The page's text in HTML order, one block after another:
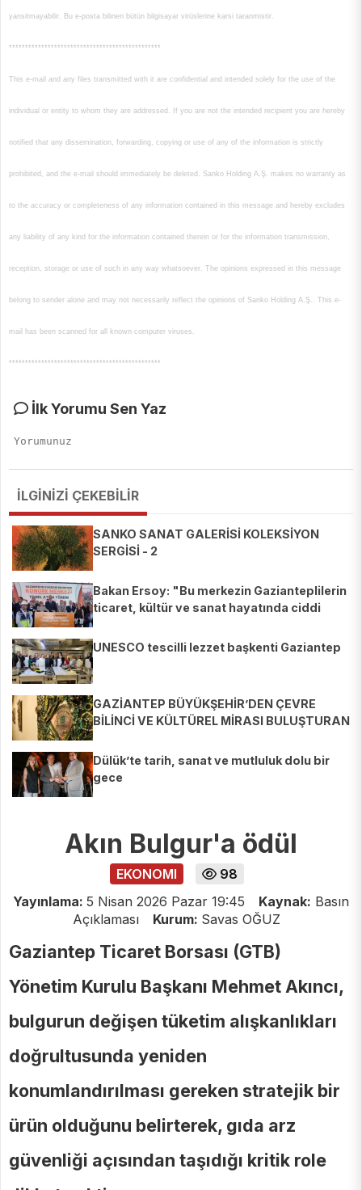
yansitmayabilir. Bu e-posta bilinen bütün bilgisayar virüslerine karsi taranmistir.
***********************************************
This e-mail and any files transmitted with it are confidential and intended solely for the use of the
individual or entity to whom they are addressed. If you are not the intended recipient you are hereby
notified that any dissemination, forwarding, copying or use of any of the information is strictly
prohibited, and the e-mail should immediately be deleted. Sanko Holding A.Ş. makes no warranty as
to the accuracy or completeness of any information contained in this message and hereby excludes
any liability of any kind for the information contained therein or for the information transmission,
reception, storage or use of such in any way whatsoever. The opinions expressed in this message
belong to sender alone and may not necessarily reflect the opinions of Sanko Holding A.Ş.. This e-
mail has been scanned for all known computer viruses.
***********************************************
İlk Yorumu Sen Yaz
İLGİNİZİ ÇEKEBİLİR
SANKO SANAT GALERİSİ KOLEKSİYON
SERGİSİ - 2
Bakan Ersoy: "Bu merkezin Gazianteplilerin
ticaret, kültür ve sanat hayatında ciddi
UNESCO tescilli lezzet başkenti Gaziantep
GAZİANTEP BÜYÜKŞEHİR’DEN ÇEVRE
BİLİNCİ VE KÜLTÜREL MİRASI BULUŞTURAN
Dülük’te tarih, sanat ve mutluluk dolu bir
gece
Akın Bulgur'a ödül
EKONOMI
98
Yayınlama: 5 Nisan 2026 Pazar 19:45 Kaynak: Basın
Açıklaması
Kurum: Savas OĞUZ
Gaziantep Ticaret Borsası (GTB)
Yönetim Kurulu Başkanı Mehmet Akıncı,
bulgurun değişen tüketim alışkanlıkları
doğrultusunda yeniden
konumlandırılması gereken stratejik bir
ürün olduğunu belirterek, gıda arz
güvenliği açısından taşıdığı kritik role